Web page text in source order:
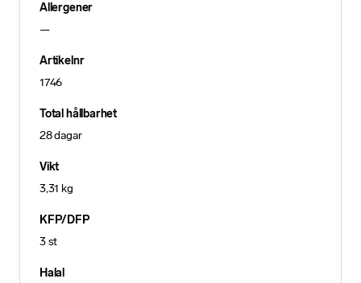
Allergener
—
Artikelnr
1746
Total hållbarhet
28 dagar
Vikt
3,31 kg
KFP/DFP
3 st
Halal